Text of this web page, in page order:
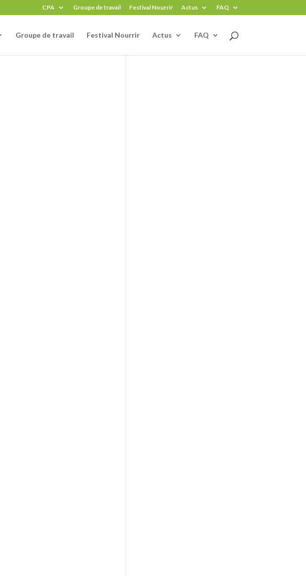
CPA Groupe de travail Festival Nourrir Actus FAQ
Groupe de travail Festival Nourrir Actus FAQ